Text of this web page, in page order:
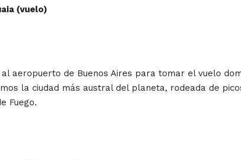
(vuelo)
aeropuerto de Buenos Aires para tomar el vuelo
la ciudad más austral del planeta, rodeada de
Fuego.